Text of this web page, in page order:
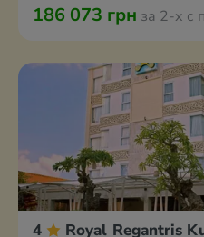
186 073 грн за 2-х с
4 Royal Regantris